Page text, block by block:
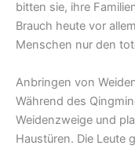
bitten sie, ihre
Brauch heute vor
Menschen nur den
Anbringen von
Während des
Weidenzweige und
Haustüren. Die Leute